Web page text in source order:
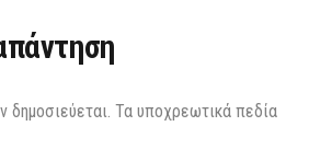
Τα υποχρεωτικά πεδία